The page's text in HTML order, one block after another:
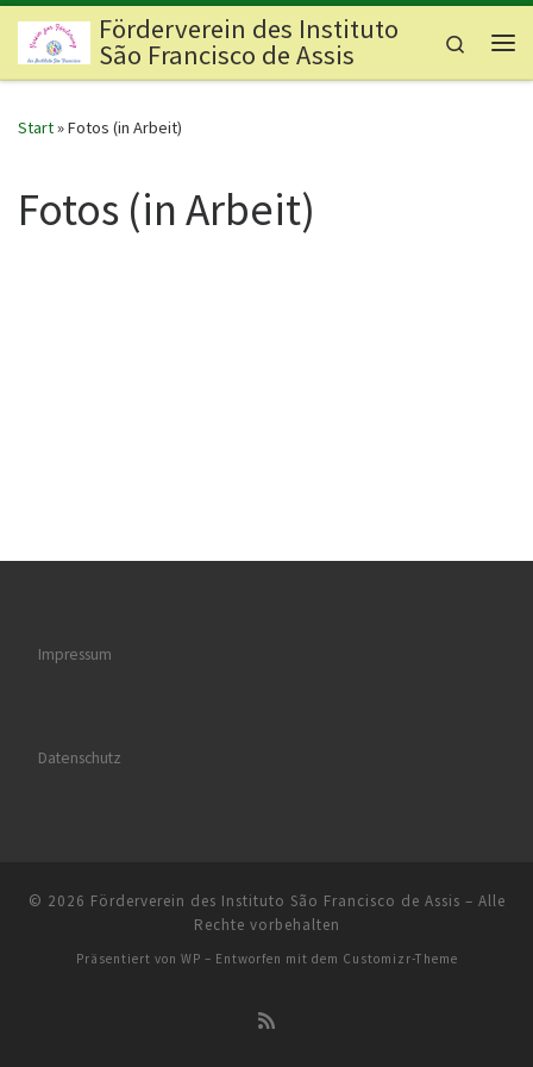
Zum Inhalt springen
Förderverein des Instituto
São Francisco de Assis
Search
Start»Fotos (in Arbeit)
Fotos (in Arbeit)
Impressum
Datenschutz
© 2026 Förderverein des Instituto São Francisco de Assis – Alle
Rechte vorbehalten
Präsentiert von WP – Entworfen mit dem Customizr-Theme